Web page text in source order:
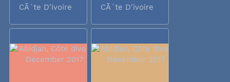
2017
CÃ´te D'ivoire
2017
CÃ´te D'ivoire